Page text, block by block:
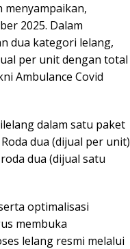
menyampaikan,
2025. Dalam
dua kategori lelang,
per unit dengan total
Ambulance Covid
dalam satu paket
dua (dijual per unit)
dua (dijual satu
optimalisasi
membuka
lelang resmi melalui